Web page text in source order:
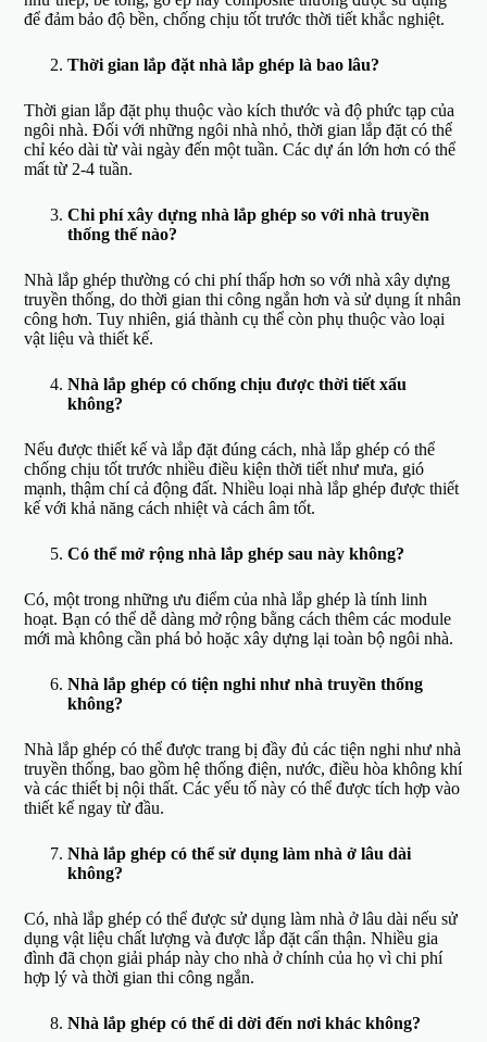
để đảm bảo độ bền, chống chịu tốt trước thời tiết khắc nghiệt.
Thời gian lắp đặt nhà lắp ghép là bao lâu?
Thời gian lắp đặt phụ thuộc vào kích thước và độ phức tạp của
ngôi nhà. Đối với những ngôi nhà nhỏ, thời gian lắp đặt có thể
chỉ kéo dài từ vài ngày đến một tuần. Các dự án lớn hơn có thể
mất từ 2-4 tuần.
Chi phí xây dựng nhà lắp ghép so với nhà truyền
thống thế nào?
Nhà lắp ghép thường có chi phí thấp hơn so với nhà xây dựng
truyền thống, do thời gian thi công ngắn hơn và sử dụng ít nhân
công hơn. Tuy nhiên, giá thành cụ thể còn phụ thuộc vào loại
vật liệu và thiết kế.
Nhà lắp ghép có chống chịu được thời tiết xấu
không?
Nếu được thiết kế và lắp đặt đúng cách, nhà lắp ghép có thể
chống chịu tốt trước nhiều điều kiện thời tiết như mưa, gió
mạnh, thậm chí cả động đất. Nhiều loại nhà lắp ghép được thiết
kế với khả năng cách nhiệt và cách âm tốt.
Có thể mở rộng nhà lắp ghép sau này không?
Có, một trong những ưu điểm của nhà lắp ghép là tính linh
hoạt. Bạn có thể dễ dàng mở rộng bằng cách thêm các module
mới mà không cần phá bỏ hoặc xây dựng lại toàn bộ ngôi nhà.
Nhà lắp ghép có tiện nghi như nhà truyền thống
không?
Nhà lắp ghép có thể được trang bị đầy đủ các tiện nghi như nhà
truyền thống, bao gồm hệ thống điện, nước, điều hòa không khí
và các thiết bị nội thất. Các yếu tố này có thể được tích hợp vào
thiết kế ngay từ đầu.
Nhà lắp ghép có thể sử dụng làm nhà ở lâu dài
không?
Có, nhà lắp ghép có thể được sử dụng làm nhà ở lâu dài nếu sử
dụng vật liệu chất lượng và được lắp đặt cẩn thận. Nhiều gia
đình đã chọn giải pháp này cho nhà ở chính của họ vì chi phí
hợp lý và thời gian thi công ngắn.
Nhà lắp ghép có thể di dời đến nơi khác không?